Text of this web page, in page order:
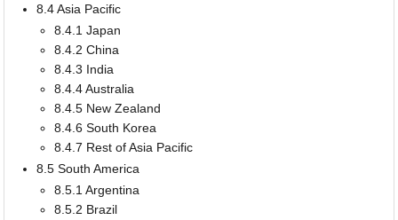
8.4 Asia Pacific
8.4.1 Japan
8.4.2 China
8.4.3 India
8.4.4 Australia
8.4.5 New Zealand
8.4.6 South Korea
8.4.7 Rest of Asia Pacific
8.5 South America
8.5.1 Argentina
8.5.2 Brazil